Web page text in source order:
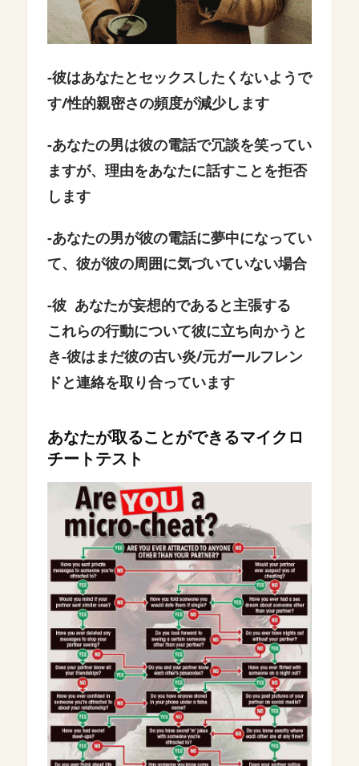
-彼はあなたとセックスしたくないようで
す/性的親密さの頻度が減少します
-あなたの男は彼の電話で冗談を笑ってい
ますが、理由をあなたに話すことを拒否
します
-あなたの男が彼の電話に夢中になってい
て、彼が彼の周囲に気づいていない場合
-彼 あなたが妄想的であると主張する
これらの行動について彼に立ち向かうと
き-彼はまだ彼の古い炎/元ガールフレン
ドと連絡を取り合っています
あなたが取ることができるマイクロ
チートテスト